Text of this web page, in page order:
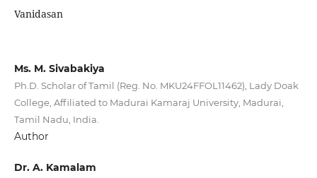
Vanidasan
Ms. M. Sivabakiya
Ph.D. Scholar of Tamil (Reg. No. MKU24FFOL11462), Lady Doak
College, Affiliated to Madurai Kamaraj University, Madurai,
Tamil Nadu, India.
Author
Dr. A. Kamalam